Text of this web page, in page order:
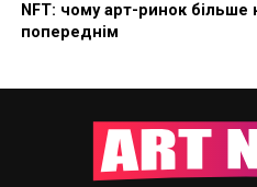
NFT: чому арт-ринок більше
попереднім